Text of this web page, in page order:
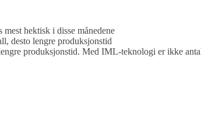
hektisk i disse månedene
desto lengre produksjonstid
produksjonstid. Med IML-teknologi er ikke